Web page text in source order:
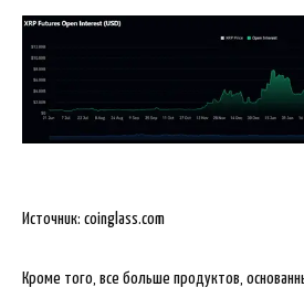
Источник: coinglass.com
Кроме того, все больше продуктов,